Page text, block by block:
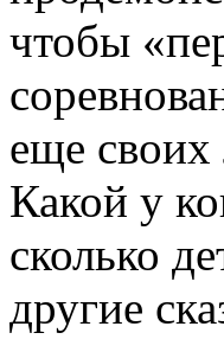
чтобы
еще
Какой у
сколько
другие